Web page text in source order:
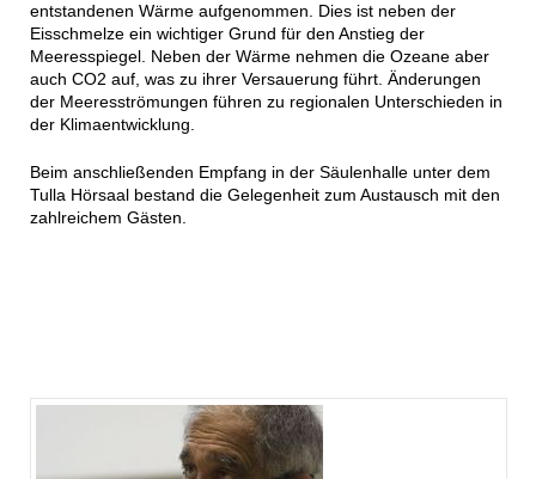
entstandenen Wärme aufgenommen. Dies ist neben der
Eisschmelze ein wichtiger Grund für den Anstieg der
Meeresspiegel. Neben der Wärme nehmen die Ozeane aber
auch CO2 auf, was zu ihrer Versauerung führt. Änderungen
der Meeresströmungen führen zu regionalen Unterschieden in
der Klimaentwicklung.
Beim anschließenden Empfang in der Säulenhalle unter dem
Tulla Hörsaal bestand die Gelegenheit zum Austausch mit den
zahlreichem Gästen.